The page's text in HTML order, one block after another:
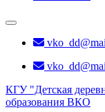
КГУ "Детская
образования ВКО